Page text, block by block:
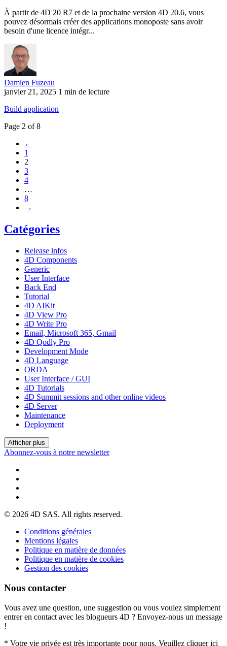
À partir de 4D 20 R7 et de la prochaine version 4D 20.6, vous
pouvez désormais créer des applications monoposte sans avoir
besoin d'une licence intégr...
Damien Fuzeau
janvier 21, 2025 1 min de lecture
Build application
Page 2 of 8
←
1
2
3
4
…
8
→
Catégories
Release infos
4D Components
Generic
User Interface
Back End
Tutorial
4D AIKit
4D View Pro
4D Write Pro
Email, Microsoft 365, Gmail
4D Qodly Pro
Development Mode
4D Language
ORDA
User Interface / GUI
4D Tutorials
4D Summit sessions and other online videos
4D Server
Maintenance
Deployment
Afficher plus
Abonnez-vous à notre newsletter
© 2026 4D SAS. All rights reserved.
Conditions générales
Mentions légales
Politique en matière de données
Politique en matière de cookies
Gestion des cookies
Nous contacter
Vous avez une question, une suggestion ou vous voulez simplement
entrer en contact avec les blogueurs 4D ? Envoyez-nous un message
!
* Votre vie privée est très importante pour nous. Veuillez cliquer ici